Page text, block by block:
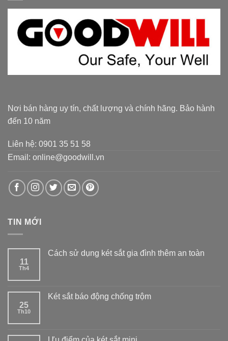
Nơi bán hàng uy tín, chất lượng và chính hãng. Bảo hành
đến 10 năm
Liên hệ: 0901 35 51 58
Email: online@goodwill.vn
TIN MỚI
11
Th4
Cách sử dụng két sắt gia đình thêm an toàn
25
Th10
Két sắt báo động chống trộm